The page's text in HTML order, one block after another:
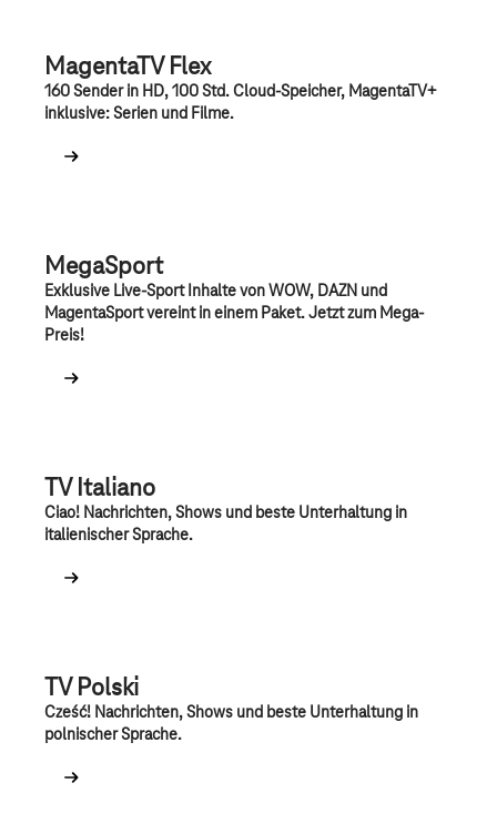
MagentaTV Flex
160 Sender in HD, 100 Std. Cloud-Speicher, MagentaTV+
inklusive: Serien und Filme.
MegaSport
Exklusive Live-Sport Inhalte von WOW, DAZN und
MagentaSport vereint in einem Paket. Jetzt zum Mega-
Preis!
TV Italiano
Ciao! Nachrichten, Shows und beste Unterhaltung in
italienischer Sprache.
TV Polski
Cześć! Nachrichten, Shows und beste Unterhaltung in
polnischer Sprache.